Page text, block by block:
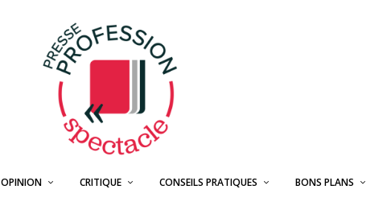
OPINION CRITIQUE CONSEILS PRATIQUES BONS PLANS